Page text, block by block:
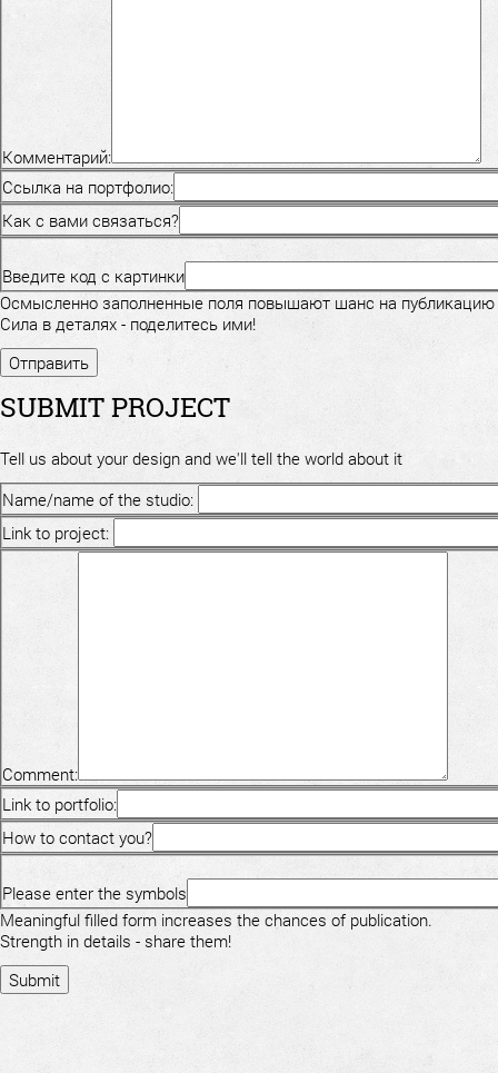
Комментарий:
Ссылка на портфолио:
Как с вами связаться?
Введите код с картинки
Осмысленно заполненные поля повышают шанс на публикацию
Сила в деталях - поделитесь ими!
SUBMIT PROJECT
Tell us about your design and we'll tell the world about it
Name/name of the studio:
Link to project:
Comment:
Link to portfolio:
How to contact you?
Please enter the symbols
Meaningful filled form increases the chances of publication.
Strength in details - share them!